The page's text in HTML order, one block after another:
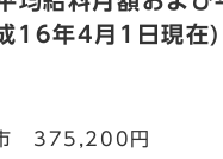
16年4月1日現在)
375,200円